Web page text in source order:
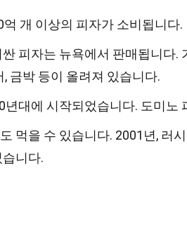
개 이상의 피자가 소비됩니다.
피자는 뉴욕에서 판매됩니다.
, 금박 등이 올려져 있습니다.
년대에 시작되었습니다. 도미노
먹을 수 있습니다. 2001년, 러
니다.